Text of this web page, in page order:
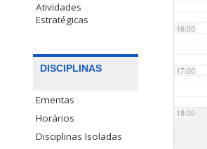
Atividades
Estratégicas
DISCIPLINAS
Ementas
Horários
Disciplinas Isoladas
16:00
17:00
18:00